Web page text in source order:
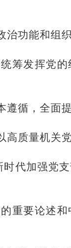
治功能和组
筹发挥党
循，全面
高质量机关
代加强党
重要论述